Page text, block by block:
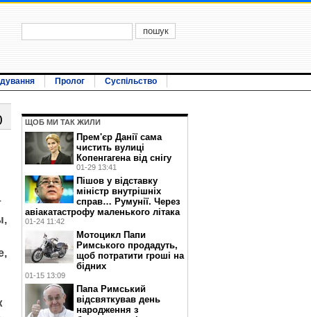
Пролог Суспільство
ЩОБ МИ ТАК ЖИЛИ
Прем'єр Данії сама
чистить вулиці
Копенгагена від снігу
01-29 13:41
Пішов у відставку
міністр внутрішніх
справ… Румунії. Через
авіакатастрофу маленького літака
01-24 11:42
Мотоцикл Папи
Римського продадуть,
щоб потратити гроші на
бідних
01-15 13:09
Папа Римський
відсвяткував день
народження з